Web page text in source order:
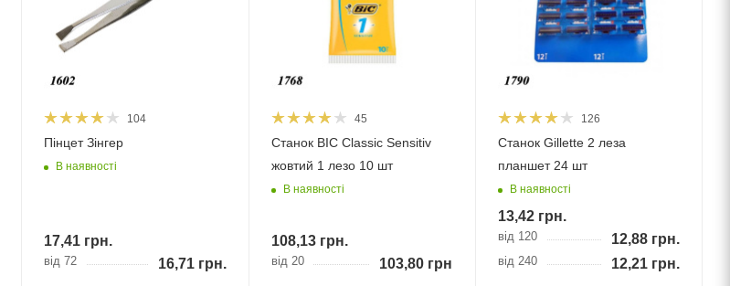
104
Пінцет Зінгер
В наявності
17,41 грн.
від 72 16,71грн.
45
Станок BIC Classic Sensitiv
жовтий 1 лезо 10 шт
В наявності
108,13грн.
від 20 103,80 грн.
126
Станок Gillette 2 леза
планшет 24 шт
В наявності
13,42грн.
від 120 12,88 грн.
від 240 12,21 грн.